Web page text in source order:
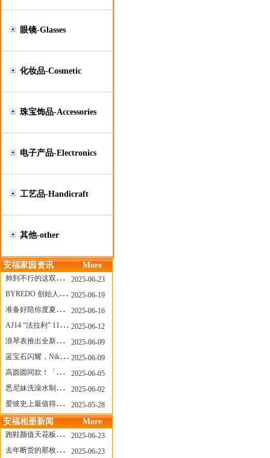
眼镜-Glasses
化妆品-Cosmetic
珠宝饰品-Accessories
电子产品-Electronics
工艺品-Handicraft
其他-other
安福家园资讯 More
帅到不行的这双跑鞋，其实藏着Nike第一位签约跑者的故事
2025-06-23
BYREDO 创始人离任，也带走了那份灵魂感
2025-06-19
准备好陪你度夏，nanamica x Suicoke 新联名来了
2025-06-16
AJ14 “法拉利” 11年后回归，红色超跑气场全开
2025-06-12
浪琴表推出全新先行者系列祖鲁时间1925腕表
2025-06-09
蓝宝石闪耀，Nike Air Max DN8 华丽变身
2025-06-09
高圆圆同款！「赤足New Balance」新联名曝光，铺货了
2025-06-05
悉尼妹洗澡水制成肥皂开启售卖！男粉：这肥皂能吃吗？
2025-06-02
爱彼史上最值得看的大展！揭秘150年传奇制表背后
2025-05-28
安福相册新闻 More
跑鞋颜值天花板？日常也能帅一脸
2025-06-23
去年断货的那枚表， CASIO指环表又要发售了
2025-06-23